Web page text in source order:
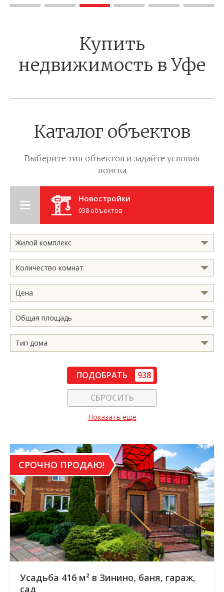
Купить
недвижимость в Уфе
Каталог объектов
Выберите тип объектов и задайте условия
поиска
Новостройки
938 объектов
Жилой комплекс
Количество комнат
Цена
Общая площадь
Тип дома
ПОДОБРАТЬ 938
СБРОСИТЬ
Показать ещё
СРОЧНО ПРОДАЮ!
Усадьба 416 м² в Зинино, баня, гараж,
сад